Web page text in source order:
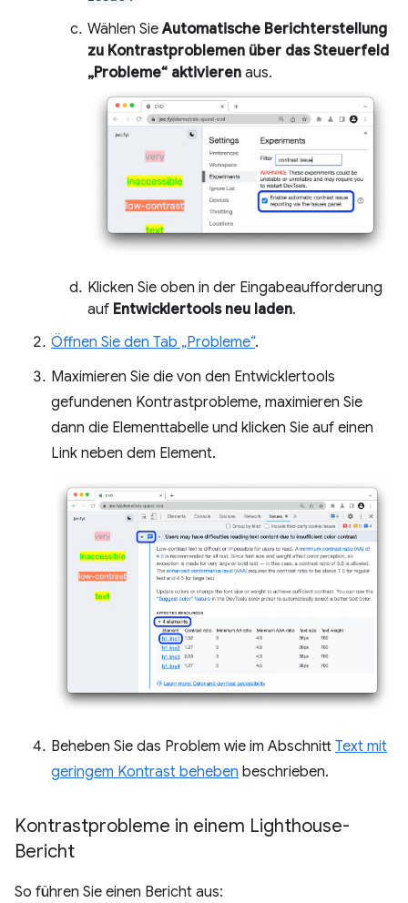
Wählen SieAutomatische Berichterstellung
zu Kontrastproblemen über das Steuerfeld
„Probleme“ aktivieren aus.
Klicken Sie oben in der Eingabeaufforderung
auf Entwicklertools neu laden.
Öffnen Sie den Tab „Probleme“.
Maximieren Sie die von den Entwicklertools
gefundenen Kontrastprobleme, maximieren Sie
dann die Elementtabelle und klicken Sie auf einen
Link neben dem Element.
Beheben Sie das Problem wie im Abschnitt Text mit
geringem Kontrast beheben beschrieben.
Kontrastprobleme in einem Lighthouse-
Bericht
So führen Sie einen Bericht aus: